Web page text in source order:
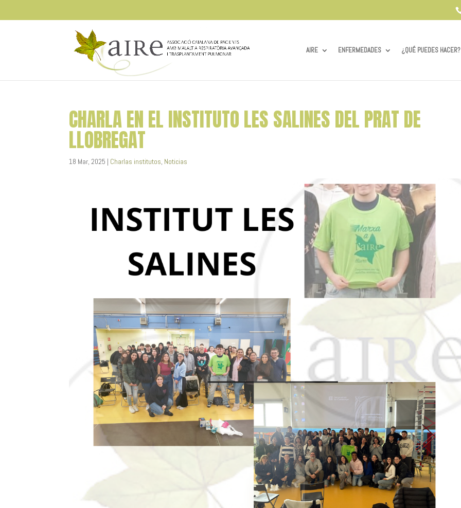
AIRE ENFERMEDADES ¿QUÉ PUEDES HACER?
CHARLA EN EL INSTITUTO LES SALINES DEL PRAT DE
LLOBREGAT
18 Mar, 2025 | Charlas institutos, Noticias